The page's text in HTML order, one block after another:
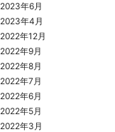
2023年6月
2023年4月
2022年12月
2022年9月
2022年8月
2022年7月
2022年6月
2022年5月
2022年3月